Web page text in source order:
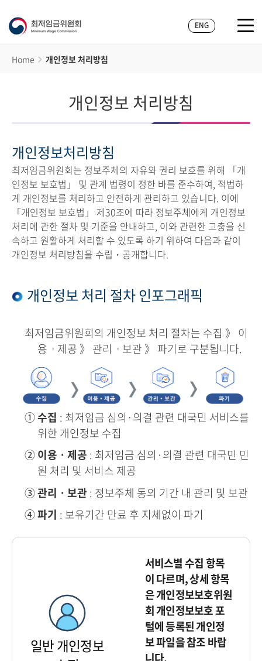
ENG
Home 개인정보 처리방침
개인정보 처리방침
개인정보처리방침
최저임금위원회는 정보주체의 자유와 권리 보호를 위해 「개
인정보 보호법」 및 관계 법령이 정한 바를 준수하여, 적법하
게 개인정보를 처리하고 안전하게 관리하고 있습니다. 이에
「개인정보 보호법」 제30조에 따라 정보주체에게 개인정보
처리에 관한 절차 및 기준을 안내하고, 이와 관련한 고충을 신
속하고 원활하게 처리할 수 있도록 하기 위하여 다음과 같이
개인정보 처리방침을 수립・공개합니다.
개인정보 처리 절차 인포그래픽
최저임금위원회의 개인정보 처리 절차는 수집 》 이
용ㆍ제공 》 관리ㆍ보관 》 파기로 구분됩니다.
①수집 : 최저임금 심의·의결 관련 대국민 서비스를
위한 개인정보 수집
② 이용ㆍ제공 : 최저임금 심의·의결 관련 대국민 민
원 처리 및 서비스 제공
③관리ㆍ보관 : 정보주체 동의 기간 내 관리 및 보관
④파기 : 보유기간 만료 후 지체없이 파기
일반 개인정보
서비스별 수집 항목
이 다르며, 상세 항목
은 개인정보보호위원
회 개인정보보호 포
털에 등록된 개인정
보 파일을 참조 바랍